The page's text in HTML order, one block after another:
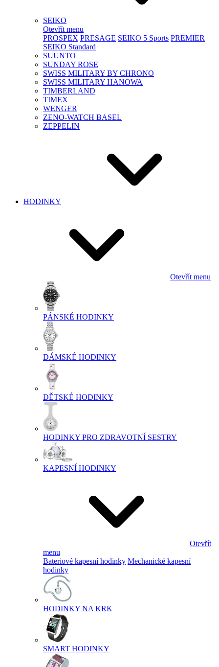
SEIKO
Otevřít menu
PROSPEX PRESAGE SEIKO 5 Sports PREMIER
SEIKO Standard
SUUNTO
SUNDAY ROSE
SWISS MILITARY BY CHRONO
SWISS MILITARY HANOWA
TIMBERLAND
TIMEX
WENGER
ZENO-WATCH BASEL
ZEPPELIN
HODINKY
Otevřít menu
PÁNSKÉ HODINKY
DÁMSKÉ HODINKY
DĚTSKÉ HODINKY
HODINKY PRO ZDRAVOTNÍ SESTRY
KAPESNÍ HODINKY
Otevřít
menu
Bateriové kapesní hodinky Mechanické kapesní
hodinky
HODINKY NA KRK
SMART HODINKY